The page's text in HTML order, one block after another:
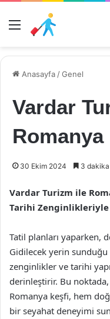
Menü
Anasayfa /Genel
Vardar
30 Ekim 2024 3
Vardar Turizm ile
Tarihi Zenginlikleriyle
Tatil planları yaparken,
Gidilecek yerin
zenginlikler ve tarihi
derinleştirir. Bu
Romanya keşfi, hem
bir seyahat deneyimi